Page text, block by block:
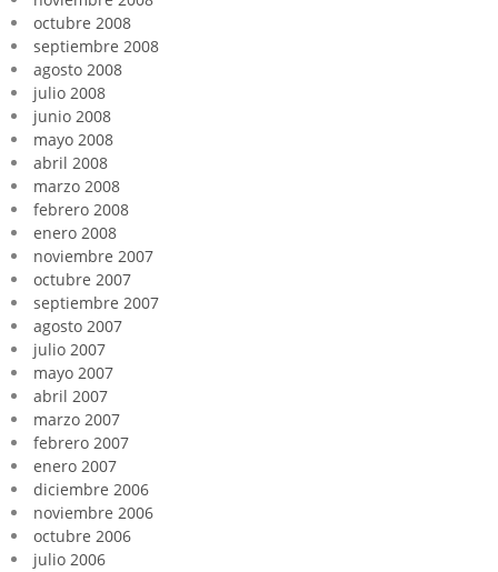
octubre 2008
septiembre 2008
agosto 2008
julio 2008
junio 2008
mayo 2008
abril 2008
marzo 2008
febrero 2008
enero 2008
noviembre 2007
octubre 2007
septiembre 2007
agosto 2007
julio 2007
mayo 2007
abril 2007
marzo 2007
febrero 2007
enero 2007
diciembre 2006
noviembre 2006
octubre 2006
julio 2006